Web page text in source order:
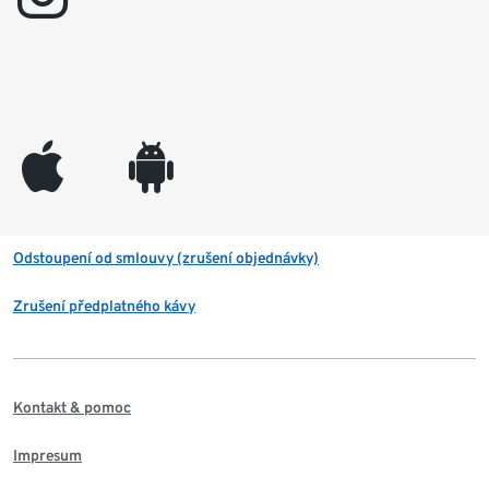
appleinc android
Odstoupení od smlouvy (zrušení objednávky)
Zrušení předplatného kávy
Kontakt & pomoc
Impresum